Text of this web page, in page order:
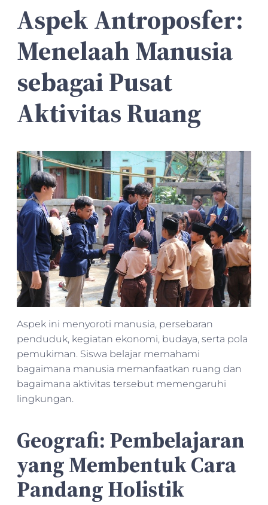
Aspek Antroposfer:
Menelaah Manusia
sebagai Pusat
Aktivitas Ruang
Aspek ini menyoroti manusia, persebaran
penduduk, kegiatan ekonomi, budaya, serta pola
pemukiman. Siswa belajar memahami
bagaimana manusia memanfaatkan ruang dan
bagaimana aktivitas tersebut memengaruhi
lingkungan.
Geografi: Pembelajaran
yang Membentuk Cara
Pandang Holistik